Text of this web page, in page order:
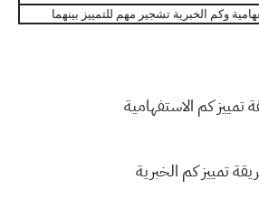
وكم الخبرية تشجير مهم للتمييز بينهما
تمييز كم الاستفهامية
تمييز كم الخبرية